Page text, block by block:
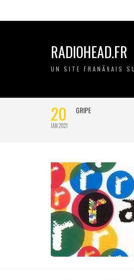
RADIOHEAD.FR
UN SITE FRANÃ§AIS
21
JAN 2021
ON A GRIPE